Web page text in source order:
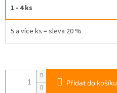
1 - 4 ks
5 a více ks = sleva 20 %
Přidat do košíku